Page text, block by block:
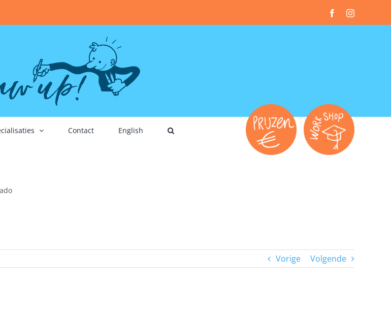
FacebookInstagram
Contact English
Vorige Volgende